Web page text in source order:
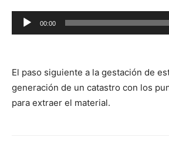
Reproductor
de
00:00
El paso siguiente a la gestación de
generación de un catastro con los
para extraer el material.